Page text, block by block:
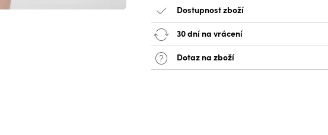
Dostupnost zboží
30 dní na vrácení
Dotaz na zboží